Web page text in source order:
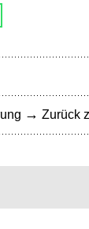
→ Zurück